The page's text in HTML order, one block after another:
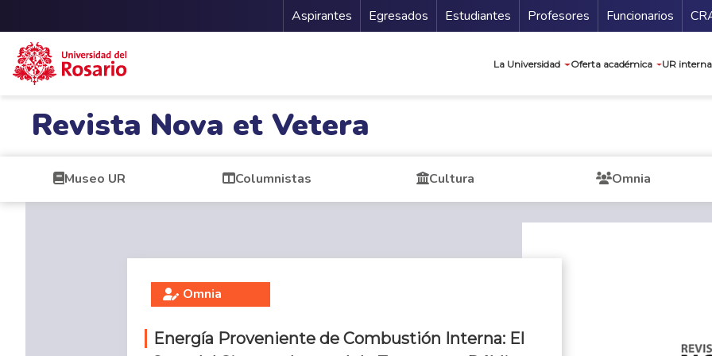
Menu Secundario
Aspirantes Egresados Estudiantes Profesores Funcionarios
La Universidad Oferta académica UR
Revista Nova et Vetera
Museo UR Columnistas Cultura Omnia
Omnia
Energía Proveniente de Combustión Interna: El